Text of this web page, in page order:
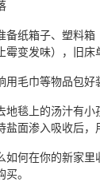
备纸箱子、塑料
霉变发味），旧床
用毛巾等物品包好
地毯上的汤汁有
盐面渗入吸收后，
如何在你的新家
。